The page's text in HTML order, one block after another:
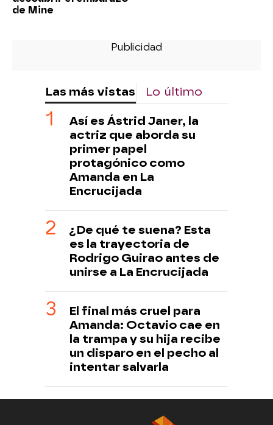
de Mine
Las más vistas Lo último
Así es Ástrid Janer, la
actriz que aborda su
primer papel
protagónico como
Amanda en La
Encrucijada
¿De qué te suena? Esta
es la trayectoria de
Rodrigo Guirao antes de
unirse a La Encrucijada
El final más cruel para
Amanda: Octavio cae en
la trampa y su hija recibe
un disparo en el pecho al
intentar salvarla